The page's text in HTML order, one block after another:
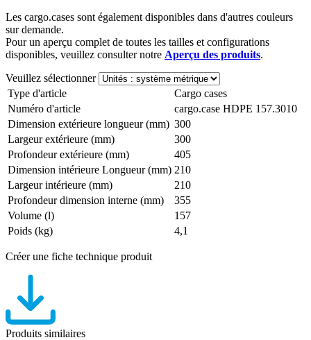
Les cargo.cases sont également disponibles dans d'autres couleurs
sur demande.
Pour un aperçu complet de toutes les tailles et configurations
disponibles, veuillez consulter notre Aperçu des produits.
Veuillez sélectionner
Type d'article
Cargo cases
Numéro d'article
cargo.case HDPE 157.3010
Dimension extérieure longueur (mm) 300
Largeur extérieure (mm)
300
Profondeur extérieure (mm)
405
Dimension intérieure Longueur (mm) 210
Largeur intérieure (mm)
210
Profondeur dimension interne (mm)
355
Volume (l)
157
Poids (kg)
4,1
Créer une fiche technique produit
Produits similaires